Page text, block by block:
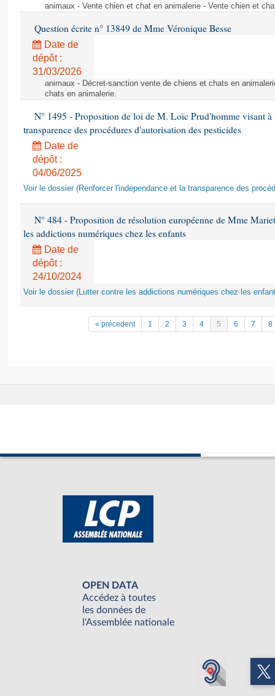
animaux - Vente chien et chat en animalerie - Vente chien et
Question écrite n° 13849 de Mme Véronique Besse
Date de
dépôt :
31/03/2026
animaux - Décret-sanction vente de chiens et chats en
chats en animalerie.
N° 1495 - Proposition de loi de M. Loïc Prud'homme visant à
transparence des procédures d'autorisation des pesticides
Date de
dépôt :
04/06/2025
Voir le dossier (Renforcer l'indépendance et la transparence des
N° 484 - Proposition de résolution européenne de Mme
les addictions numériques chez les enfants
Date de
dépôt :
24/10/2024
Voir le dossier (Lutter contre les addictions numériques chez les
« précedent 1 2 3 4 5 6 7 8
OPEN DATA
Accédez à toutes
les données de
l'Assemblée nationale